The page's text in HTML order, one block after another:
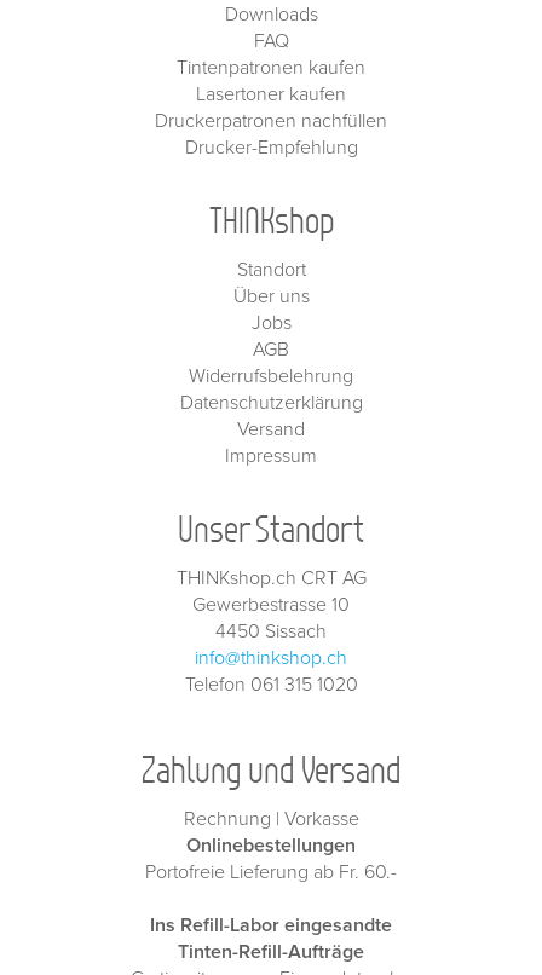
Downloads
FAQ
Tintenpatronen kaufen
Lasertoner kaufen
Druckerpatronen nachfüllen
Drucker-Empfehlung
THINKshop
Standort
Über uns
Jobs
AGB
Widerrufsbelehrung
Datenschutzerklärung
Versand
Impressum
Unser Standort
THINKshop.ch CRT AG
Gewerbestrasse 10
4450 Sissach
info@thinkshop.ch
Telefon 061 315 1020
Zahlung und Versand
Rechnung | Vorkasse
Onlinebestellungen
Portofreie Lieferung ab Fr. 60.-
Ins Refill-Labor eingesandte
Tinten-Refill-Aufträge